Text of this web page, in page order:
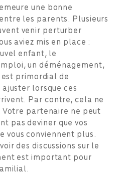
une bonne
les parents. Plusieurs
venir perturber
aviez mis en place :
enfant, le
un déménagement,
primordial de
lorsque ces
Par contre, cela ne
Votre partenaire ne peut
pas deviner que vos
vous conviennent plus.
des discussions sur le
est important pour